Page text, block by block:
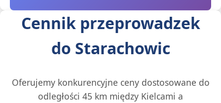
Cennik przeprowadzek
do Starachowic
Oferujemy konkurencyjne ceny dostosowane do
odległości 45 km między Kielcami a